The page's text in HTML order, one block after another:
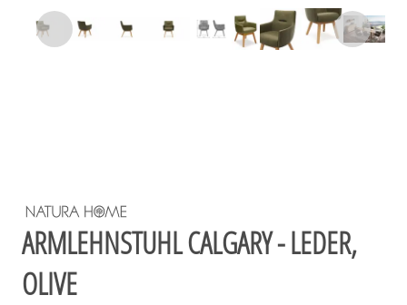
ARMLEHNSTUHL CALGARY - LEDER,
OLIVE